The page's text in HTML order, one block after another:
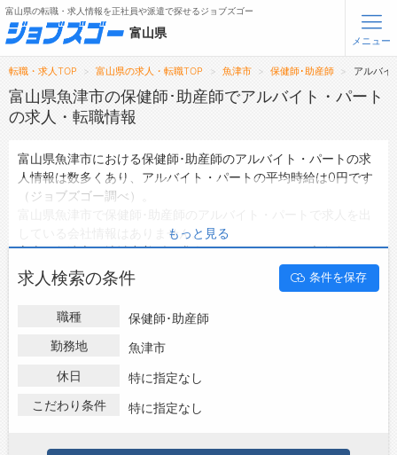
無料会員登録 ログイン
トップ
詳細情報で求人を探す
転職支援サービスについて
転職ノウハウ(応募書類の書き方・面接対策など)
転職・採用コラム
ジョブズゴーについて
お問い合わせ
富山県の転職・求人情報を正社員や派遣で探せるジョブズゴー
富山県
メニュー
転職・求人TOP 富山県の求人・転職TOP 魚津市 保健師･助産師 アルバイ
富山県魚津市の保健師･助産師でアルバイト・パート
の求人・転職情報
富山県魚津市における保健師･助産師のアルバイト・パートの求
人情報は数多くあり、アルバイト・パートの平均時給は0円です
（ジョブズゴー調べ）。
している会社情報はありません。
富山県魚津市の地域密着型の求人サイトであるジョブズゴーでは
富山県魚津市のアルバイト・パートとして働ける保健師･助産師
の求人情報を0件取り扱っています。
ハローワークにはない求人も多数扱っており、転職だけでなく、
第二新卒から50代・60代以上の方の再就職も可能です。 富山県
魚津市で保健師･助産師のアルバイト・パートの求人・転職情報
もっと見る
求人検索の条件 条件を保存
職種
保健師･助産師
勤務地
魚津市
休日
特に指定なし
こだわり条件
特に指定なし